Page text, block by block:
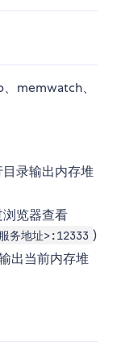
memwatch、
录输出内存堆
览器查看
地址>:12333 )
出当前内存堆